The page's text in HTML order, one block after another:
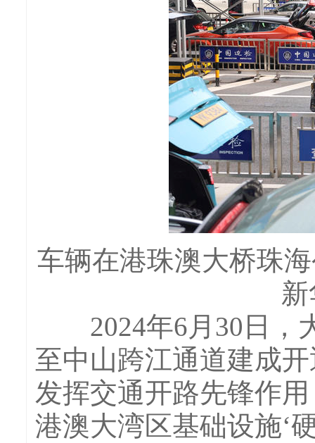
车辆在港珠澳大桥珠
2024年6月30日，
至中山跨江通道建成
发挥交通开路先锋作
港澳大湾区基础设施‘